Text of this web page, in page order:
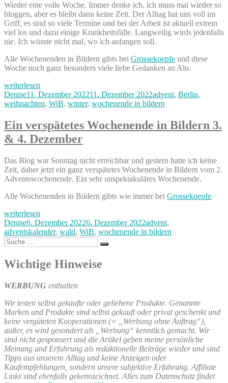
Wieder eine volle Woche. Immer denke ich, ich muss mal wieder so
bloggen, aber es bleibt dann keine Zeit. Der Alltag hat uns voll im
Griff, es sind so viele Termine und bei der Arbeit ist aktuell extrem
viel los und dazu einige Krankheitsfälle. Langweilig wirds jedenfalls
nie. Ich wüsste nicht mal, wo ich anfangen soll.
Alle Wochenenden in Bildern gibts bei Grossekoepfe und diese
Woche noch ganz besonders viele liebe Gedanken an Alu.
„Unsere
kleinen
Stubenhocker
3.
Advent
–
Wochenende
in
Bildern
&
Dezember“
weiterlesen
Autor
DeniseVeröffentlicht
am
11. Dezember 202211. Dezember 2022Kategorien
advent, Berlin,
weihnachten, WiB, winter, wochenende in bildern
Ein verspätetes Wochenende in Bildern 3.
& 4. Dezember
Das Blog war Sonntag nicht erreichbar und gestern hatte ich keine
Zeit, daher jetzt ein ganz verspätetes Wochenende in Bildern vom 2.
Adventswochenende. Ein sehr unspektakuläres Wochenende.
Alle Wochenenden in Bildern gibts wie immer bei Grossekoepfe.
„Ein
verspätetes
Wochenende
in
Bildern
3.
&
Dezember“
weiterlesen
Autor
DeniseVeröffentlicht
am
6. Dezember 20226. Dezember 2022Kategorien
advent,
adventskalender, wald, WiB, wochenende in bildern
Suche
nach:
Suchen
Wichtige Hinweise
WERBUNG enthalten
Wir testen selbst gekaufte oder geliehene Produkte. Genannte
Marken und Produkte sind selbst gekauft oder privat geschenkt und
keine vergüteten Kooperationen (= „Werbung ohne Auftrag“),
außer, es wird gesondert als „Werbung“ kenntlich gemacht. Wir
sind nicht gesponsert und die Artikel geben meine persönliche
Meinung und Erfahrung als redaktionelle Beiträge wieder und sind
Tipps aus unserem Alltag und keine Anzeigen oder
Kaufempfehlungen, sondern unsere subjektive Erfahrung. Affiliate
Links sind ebenfalls gekennzeichnet. Alles zum Datenschutz findet